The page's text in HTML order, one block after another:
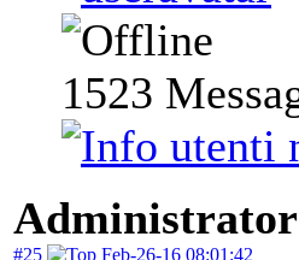
1523
Administrator
#25 Feb-26-16 08:01:42